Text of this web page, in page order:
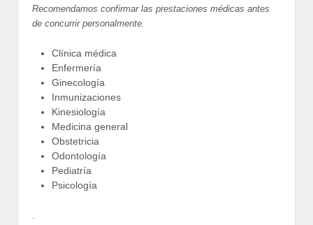
Recomendamos confirmar las prestaciones médicas antes
de concurrir personalmente.
Clínica médica
Enfermería
Ginecología
Inmunizaciones
Kinesiología
Medicina general
Obstetricia
Odontología
Pediatría
Psicología
.